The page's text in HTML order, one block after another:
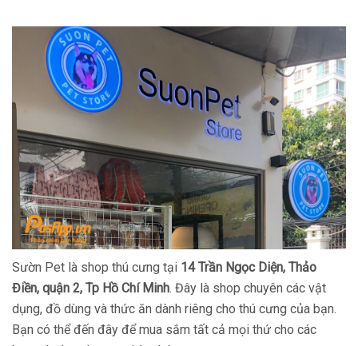
Sườn Pet là shop thú cưng tại 14 Trần Ngọc Diện, Thảo
Điền, quận 2, Tp Hồ Chí Minh. Đây là shop chuyên các vật
dụng, đồ dùng và thức ăn dành riêng cho thú cưng của bạn.
Bạn có thể đến đây để mua sắm tất cả mọi thứ cho các